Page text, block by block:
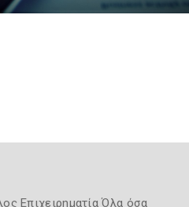
Επιχειρηματία Όλα όσα